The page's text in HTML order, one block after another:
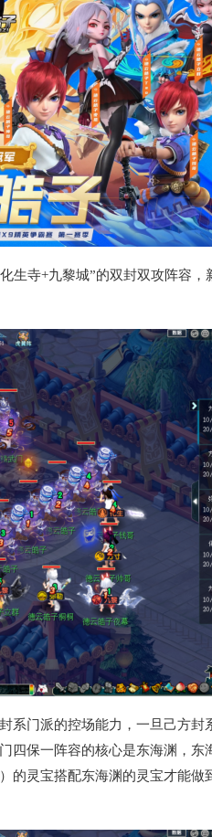
寺+九黎城”的双封双攻阵容，
门派的控场能力，一旦己方封
四保一阵容的核心是东海渊，东
的灵宝搭配东海渊的灵宝才能做